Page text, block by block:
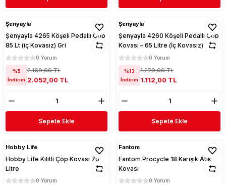
Şenyayla
Şenyayla 4265 Köşeli Pedallı Çöp
85 Lt (iç Kovasız) Gri
0 Yorum
%5
İndirim
2.160,00 TL
2.052,00 TL
Sepete Ekle
Şenyayla
Şenyayla 4260 Köşeli Pedallı Çöp
Kovası – 65 Litre (İç Kovasız) | Gri
0 Yorum
%13
İndirim
1.279,00 TL
1.112,00 TL
Sepete Ekle
Hobby Life
Hobby Life Kilitli Çöp Kovası 70
Litre
0 Yorum
Fantom
Fantom Procycle 18 Karışık Atık
Kovası
0 Yorum